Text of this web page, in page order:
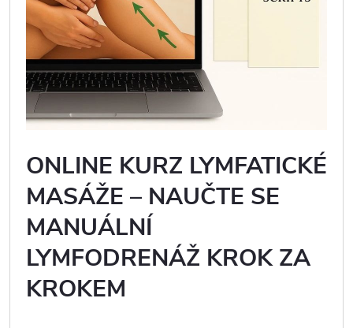
ONLINE KURZ LYMFATICKÉ
MASÁŽE – NAUČTE SE
MANUÁLNÍ
LYMFODRENÁŽ KROK ZA
KROKEM